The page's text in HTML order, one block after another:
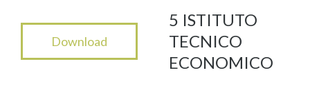
Download
5 ISTITUTO
TECNICO
ECONOMICO